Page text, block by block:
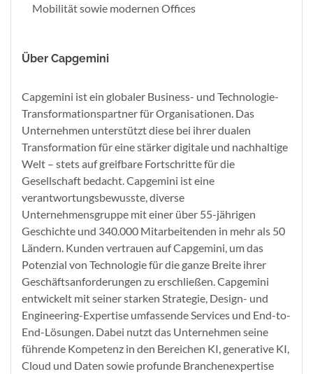
Mobilität sowie modernen Offices
Über Capgemini
Capgemini ist ein globaler Business- und Technologie-
Transformationspartner für Organisationen. Das
Unternehmen unterstützt diese bei ihrer dualen
Transformation für eine stärker digitale und nachhaltige
Welt – stets auf greifbare Fortschritte für die
Gesellschaft bedacht. Capgemini ist eine
verantwortungsbewusste, diverse
Unternehmensgruppe mit einer über 55-jährigen
Geschichte und 340.000 Mitarbeitenden in mehr als 50
Ländern. Kunden vertrauen auf Capgemini, um das
Potenzial von Technologie für die ganze Breite ihrer
Geschäftsanforderungen zu erschließen. Capgemini
entwickelt mit seiner starken Strategie, Design- und
Engineering-Expertise umfassende Services und End-to-
End-Lösungen. Dabei nutzt das Unternehmen seine
führende Kompetenz in den Bereichen KI, generative KI,
Cloud und Daten sowie profunde Branchenexpertise